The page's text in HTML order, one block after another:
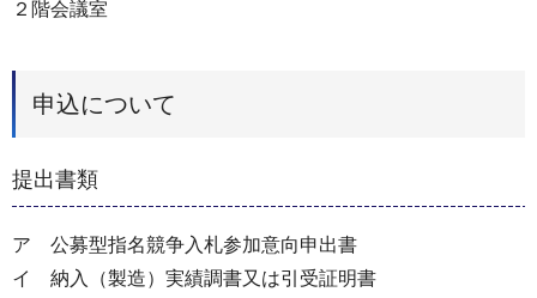
２階会議室
申込について
提出書類
ア 公募型指名競争入札参加意向申出書
イ 納入（製造）実績調書又は引受証明書